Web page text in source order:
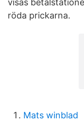
visas
röda prickarna.
Mats winblad